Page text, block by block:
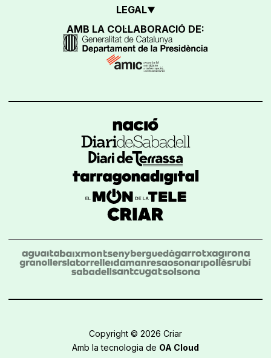
LEGAL
AMB LA COL·LABORACIÓ DE:
Copyright © 2026 Criar
Amb la tecnologia de OA Cloud